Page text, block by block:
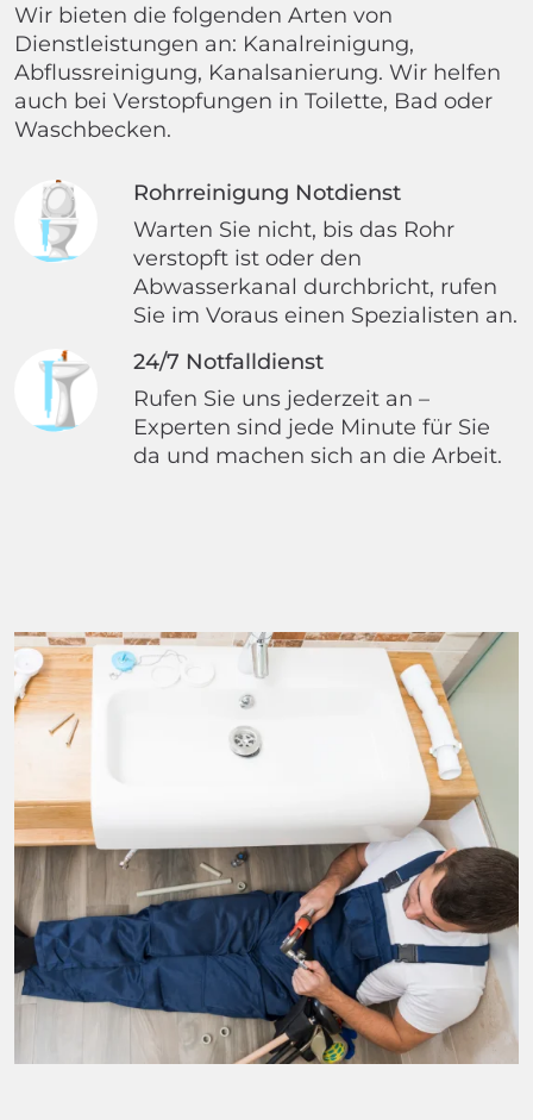
Wir bieten die folgenden Arten von
Dienstleistungen an: Kanalreinigung,
Abflussreinigung, Kanalsanierung. Wir helfen
auch bei Verstopfungen in Toilette, Bad oder
Waschbecken.
Rohrreinigung Notdienst
Warten Sie nicht, bis das Rohr
verstopft ist oder den
Abwasserkanal durchbricht, rufen
Sie im Voraus einen Spezialisten an.
24/7 Notfalldienst
Rufen Sie uns jederzeit an –
Experten sind jede Minute für Sie
da und machen sich an die Arbeit.